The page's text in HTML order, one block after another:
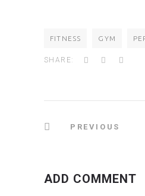
FITNESS GYM
SHARE:
PREVIOUS
ADD COMMENT